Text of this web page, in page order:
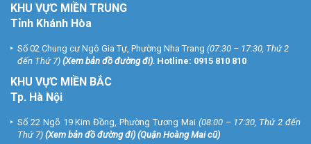
KHU VỰC MIỀN TRUNG
Tỉnh Khánh Hòa
Số 02 Chung cư Ngô Gia Tự, Phường Nha Trang (07:30 – 17:30, Thứ 2
đến Thứ 7) (Xem bản đồ đường đi). Hotline: 0915 810 810
KHU VỰC MIỀN BẮC
Tp. Hà Nội
Số 22 Ngõ 19 Kim Đồng, Phường Tương Mai (08:00 – 17:30, Thứ 2 đến
Thứ 7) (Xem bản đồ đường đi) (Quận Hoàng Mai cũ)